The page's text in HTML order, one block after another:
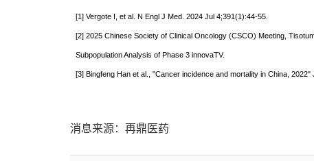
[1] Vergote I, et al. N Engl J Med. 2024 Jul 4;391(1):44-55.
[2] 2025 Chinese Society of Clinical Oncology (CSCO) Meeting,
Subpopulation Analysis of Phase 3 innovaTV.
[3] Bingfeng Han et al., "Cancer incidence and mortality in China,
消息来源：再鼎医药